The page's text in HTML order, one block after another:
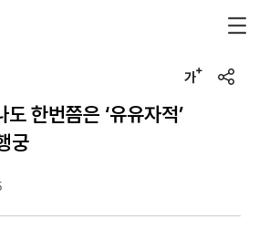
u
한번쯤은 ‘유유자적’
궁